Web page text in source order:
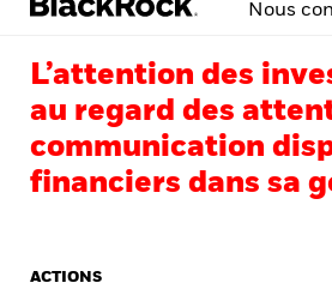
Nous
L’attention des
au regard des
communication
financiers dans sa
ACTIONS